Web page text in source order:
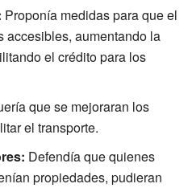
Proponía medidas para que el
accesibles, aumentando la
el crédito para los
que se mejoraran los
el transporte.
Defendía que quienes
propiedades, pudieran